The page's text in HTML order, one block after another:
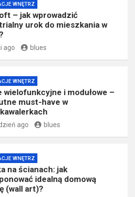
WNĘTRZ
– jak wprowadzić
urok do mieszkania w
ago blues
WNĘTRZ
wielofunkcyjne i modułowe –
must-have w
ago blues
WNĘTRZ
na ścianach: jak
idealną domową
(wall art)?